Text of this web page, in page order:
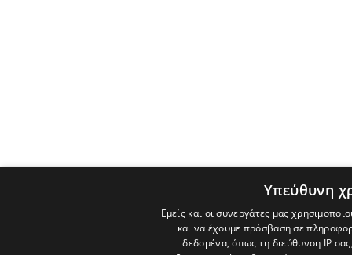
Υπεύθυνη
Εμείς και οι συνεργάτες μας
και να έχουμε πρόσβαση σε
δεδομένα, όπως τη διεύθυνση IP